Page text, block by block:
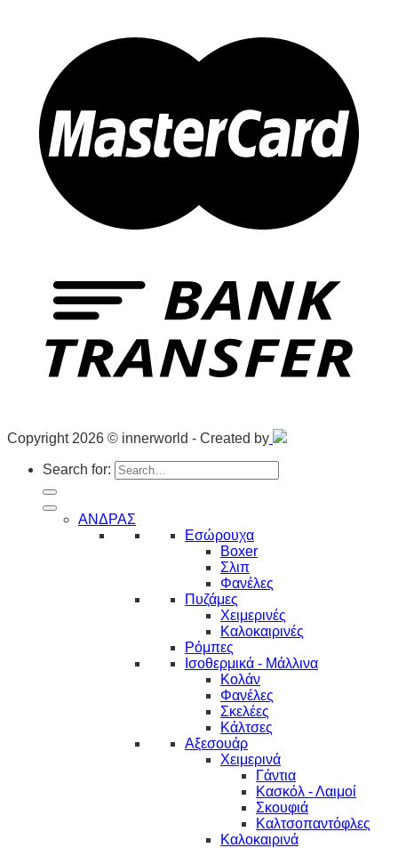
Copyright 2026 © innerworld - Created by
Search for:
ΑΝΔΡΑΣ
Εσώρουχα
Boxer
Σλιπ
Φανέλες
Πυζάμες
Χειμερινές
Καλοκαιρινές
Ρόμπες
Ισοθερμικά - Μάλλινα
Κολάν
Φανέλες
Σκελέες
Κάλτσες
Αξεσουάρ
Χειμερινά
Γάντια
Κασκόλ - Λαιμοί
Σκουφιά
Καλτσοπαντόφλες
Καλοκαιρινά